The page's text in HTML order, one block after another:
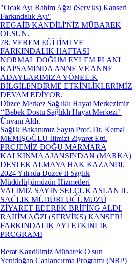
"Ocak Ayı Rahim Ağzı (Serviks) Kanseri
Farkındalık Ayı"
REGAİB KANDİLİ'NİZ MÜBAREK
OLSUN.
78. VEREM EĞİTİMİ VE
FARKINDALIK HAFTASI
NORMAL DOĞUM EYLEM PLANI
KAPSAMINDA ANNE VE ANNE
ADAYLARIMIZA YÖNELİK
BİLGİLENDİRME ETKİNLİKLERİMİZ
DEVAM EDİYOR.
Düzce Merkez Sağlıklı Hayat Merkezimiz
‘‘Bebek Dostu Sağlıklı Hayat Merkezi’’
Ünvanı Aldı.
Sağlık Bakanımız Sayın Prof. Dr. Kemal
MEMİŞOĞLU İlimizi Ziyaret Etti.
PROJEMİZ DOĞU MARMARA
KALKINMA AJANSINDAN (MARKA)
DESTEK ALMAYA HAK KAZANDI.
2024 Yılında Düzce İl Sağlık
Müdürlüğümüzün Hizmetleri
VALİMİZ SAYIN SELÇUK ASLAN İL
SAĞLIK MÜDÜRLÜĞÜMÜZÜ
ZİYARET EDEREK BRİFİNG ALDI.
RAHİM AĞZI (SERVİKS) KANSERİ
FARKINDALIK AYI ETKİNLİK
PROGRAMI
Berat Kandilimiz Mübarek Olsun
Yenidoğan Canlandırma Programı (NRP)